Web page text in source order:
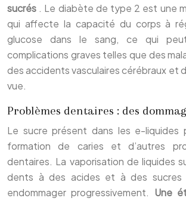
sucrés . Le diabète de type 2 est une
qui affecte la capacité du corps à
glucose dans le sang, ce qui
complications graves telles que des
des accidents vasculaires cérébraux et
vue.
Problèmes dentaires : des
Le sucre présent dans les e-liquides
formation de caries et d’autres
dentaires. La vaporisation de liquides
dents à des acides et à des sucres
endommager progressivement. Une